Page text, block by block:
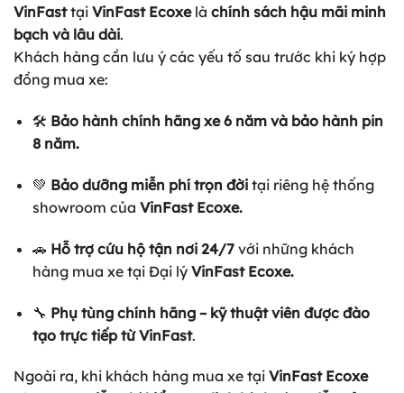
VinFasttại VinFast Ecoxelà chính sách hậu mãi minh
bạch và lâu dài.
Khách hàng cần lưu ý các yếu tố sau trước khi ký hợp
đồng mua xe:
🛠️ Bảo hành chính hãng xe 6 năm và bảo hành pin
8 năm.
💚 Bảo dưỡng miễn phí trọn đờitại riêng hệ thống
showroom của VinFast Ecoxe.
🚗 Hỗ trợ cứu hộ tận nơi 24/7với những khách
hàng mua xe tại Đại lý VinFast Ecoxe.
🔧 Phụ tùng chính hãng – kỹ thuật viên được đào
tạo trực tiếp từ VinFast.
Ngoài ra, khi khách hàng mua xe tại VinFast Ecoxe